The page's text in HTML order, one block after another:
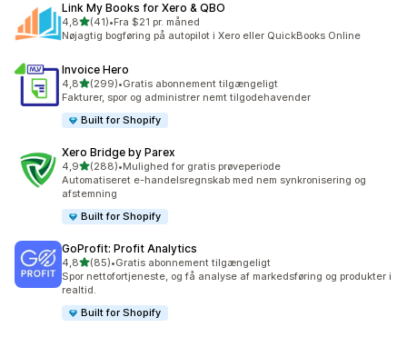
Link My Books for Xero & QBO
4,8ud af 5 stjerner
(41)
41 anmeldelser i alt
•Fra $21 pr. måned
Nøjagtig bogføring på autopilot i Xero eller QuickBooks Online
Invoice Hero
4,8ud af 5 stjerner
(299)
299 anmeldelser i alt
•Gratis abonnement tilgængeligt
Fakturer, spor og administrer nemt tilgodehavender
Built for Shopify
Xero Bridge by Parex
4,9ud af 5 stjerner
(288)
288 anmeldelser i alt
•Mulighed for gratis prøveperiode
Automatiseret e-handelsregnskab med nem synkronisering og
afstemning
Built for Shopify
GoProfit: Profit Analytics
4,8ud af 5 stjerner
(85)
85 anmeldelser i alt
•Gratis abonnement tilgængeligt
Spor nettofortjeneste, og få analyse af markedsføring og produkter i
realtid.
Built for Shopify